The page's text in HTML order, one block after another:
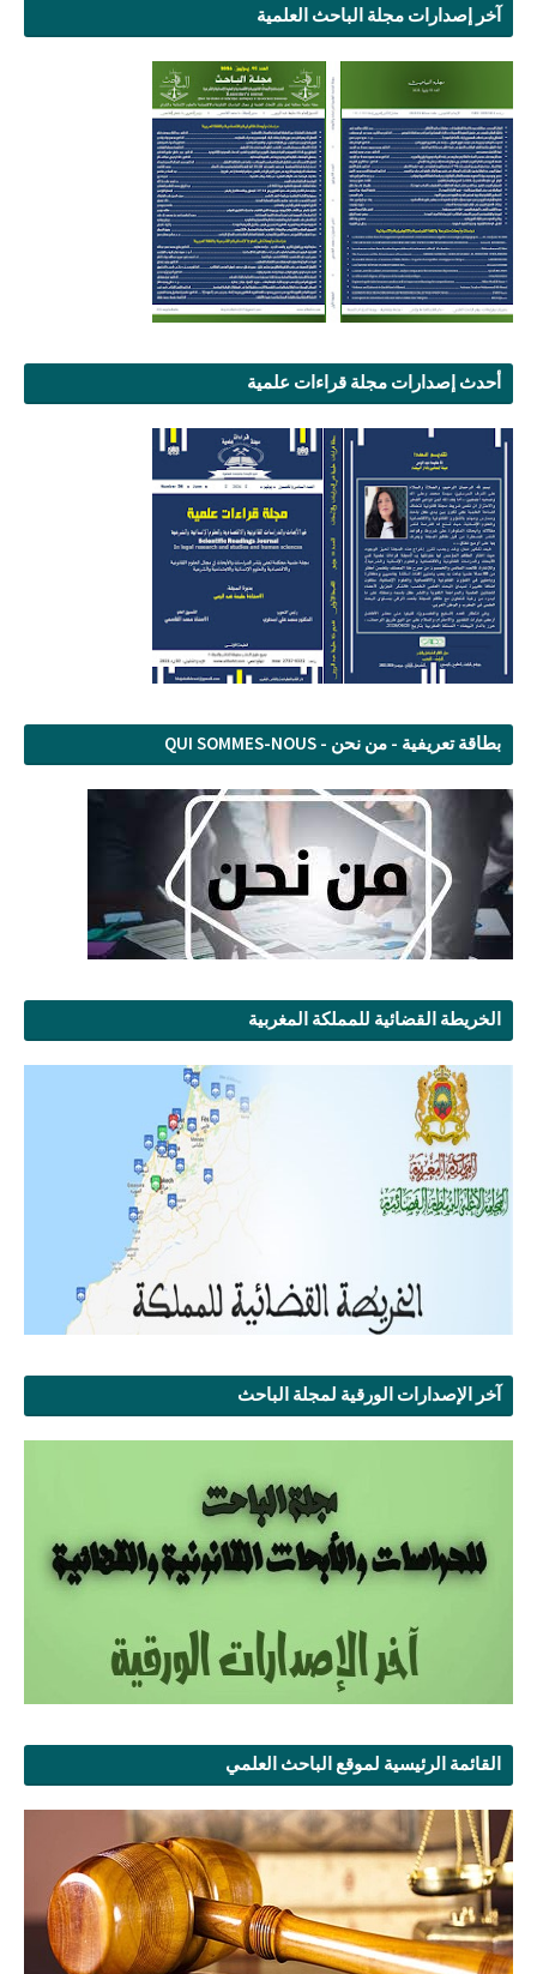
آخر إصدارات مجلة الباحث العلمية
أحدث إصدارات مجلة قراءات علمية
بطاقة تعريفية - من نحن - QUI SOMMES-NOUS
الخريطة القضائية للمملكة المغربية
آخر الإصدارات الورقية لمجلة الباحث
القائمة الرئيسية لموقع الباحث العلمي